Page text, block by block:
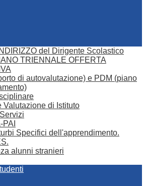
del Dirigente Scolastico
TRIENNALE OFFERTA
di autovalutazione) e PDM (piano
Valutazione di Istituto
Specifici dell'apprendimento.
alunni stranieri